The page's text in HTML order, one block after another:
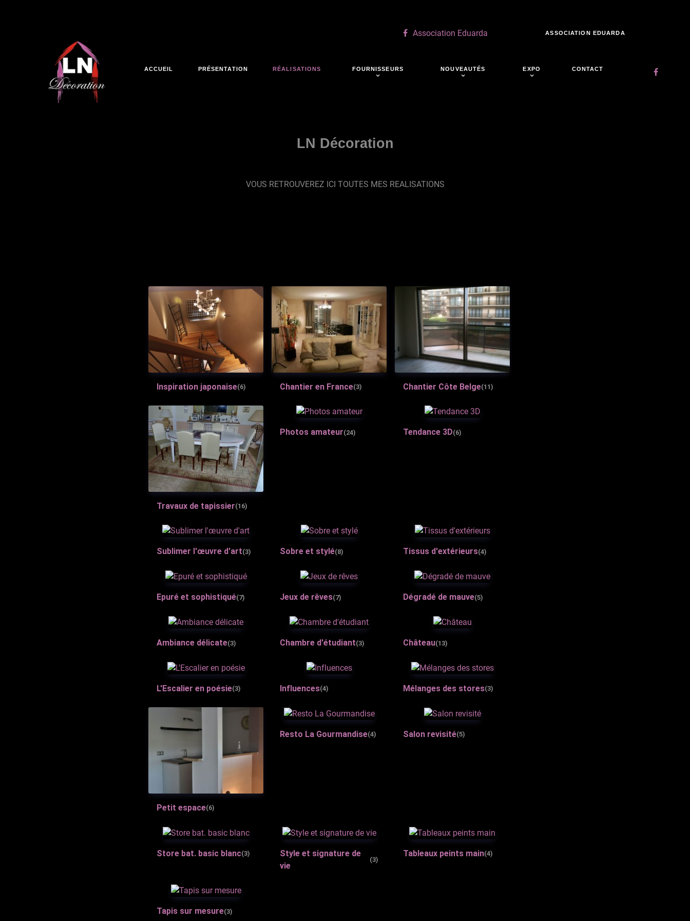
Association Eduarda ASSOCIATION EDUARDA
ACCUEIL PRÉSENTATION RÉALISATIONS FOURNISSEURS NOUVEAUTÉS EXPO CONTACT
LN Décoration
VOUS RETROUVEREZ ICI TOUTES MES REALISATIONS
Inspiration japonaise(6) Chantier en France(3) Chantier Côte Belge(11)
Travaux de tapissier(16)
Photos amateur(24) Tendance 3D(6)
Sublimer l'œuvre d'art(3) Sobre et stylé(8) Tissus d'extérieurs(4)
Epuré et sophistiqué(7) Jeux de rêves(7) Dégradé de mauve(5)
Ambiance délicate(3) Chambre d'étudiant(3) Château(13)
L'Escalier en poésie(3) Influences(4) Mélanges des stores(3)
Petit espace(6)
Resto La Gourmandise(4) Salon revisité(5)
Store bat. basic blanc(3)
Style et signature de
vie
(3)
Tableaux peints main(4)
Tapis sur mesure(3)